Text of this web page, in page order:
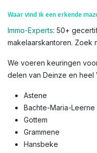
Waar vind ik een erkende
Immo-Experts: 50+
makelaarskantoren. Zoek
We voeren keuringen
delen van Deinze en heel
Astene
Bachte-Maria-Leerne
Gottem
Grammene
Hansbeke